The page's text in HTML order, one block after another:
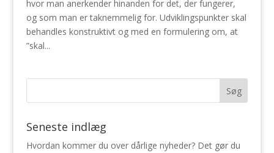
hvor man anerkender hinanden for det, der fungerer,
og som man er taknemmelig for. Udviklingspunkter skal
behandles konstruktivt og med en formulering om, at
”skal...
Seneste indlæg
Hvordan kommer du over dårlige nyheder? Det gør du